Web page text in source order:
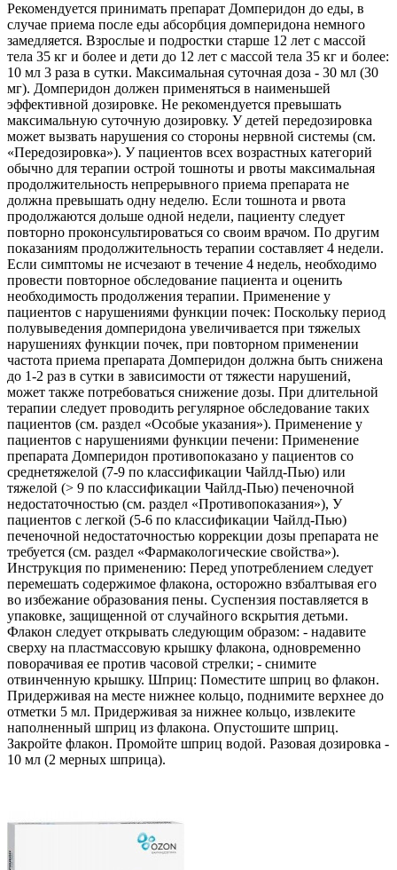
Рекомендуется принимать препарат Домперидон до еды, в
случае приема после еды абсорбция домперидона немного
замедляется. Взрослые и подростки старше 12 лет с массой
тела 35 кг и более и дети до 12 лет с массой тела 35 кг и более:
10 мл 3 раза в сутки. Максимальная суточная доза - 30 мл (30
мг). Домперидон должен применяться в наименьшей
эффективной дозировке. Не рекомендуется превышать
максимальную суточную дозировку. У детей передозировка
может вызвать нарушения со стороны нервной системы (см.
«Передозировка»). У пациентов всех возрастных категорий
обычно для терапии острой тошноты и рвоты максимальная
продолжительность непрерывного приема препарата не
должна превышать одну неделю. Если тошнота и рвота
продолжаются дольше одной недели, пациенту следует
повторно проконсультироваться со своим врачом. По другим
показаниям продолжительность терапии составляет 4 недели.
Если симптомы не исчезают в течение 4 недель, необходимо
провести повторное обследование пациента и оценить
необходимость продолжения терапии. Применение у
пациентов с нарушениями функции почек: Поскольку период
полувыведения домперидона увеличивается при тяжелых
нарушениях функции почек, при повторном применении
частота приема препарата Домперидон должна быть снижена
до 1-2 раз в сутки в зависимости от тяжести нарушений,
может также потребоваться снижение дозы. При длительной
терапии следует проводить регулярное обследование таких
пациентов (см. раздел «Особые указания»). Применение у
пациентов с нарушениями функции печени: Применение
препарата Домперидон противопоказано у пациентов со
среднетяжелой (7-9 по классификации Чайлд-Пью) или
тяжелой (> 9 по классификации Чайлд-Пью) печеночной
недостаточностью (см. раздел «Противопоказания»), У
пациентов с легкой (5-6 по классификации Чайлд-Пью)
печеночной недостаточностью коррекции дозы препарата не
требуется (см. раздел «Фармакологические свойства»).
Инструкция по применению: Перед употреблением следует
перемешать содержимое флакона, осторожно взбалтывая его
во избежание образования пены. Суспензия поставляется в
упаковке, защищенной от случайного вскрытия детьми.
Флакон следует открывать следующим образом: - надавите
сверху на пластмассовую крышку флакона, одновременно
поворачивая ее против часовой стрелки; - снимите
отвинченную крышку. Шприц: Поместите шприц во флакон.
Придерживая на месте нижнее кольцо, поднимите верхнее до
отметки 5 мл. Придерживая за нижнее кольцо, извлеките
наполненный шприц из флакона. Опустошите шприц.
Закройте флакон. Промойте шприц водой. Разовая дозировка -
10 мл (2 мерных шприца).